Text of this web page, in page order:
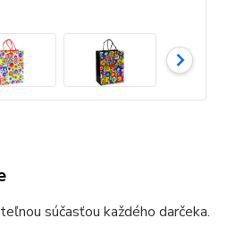
súčasťou každého darčeka.